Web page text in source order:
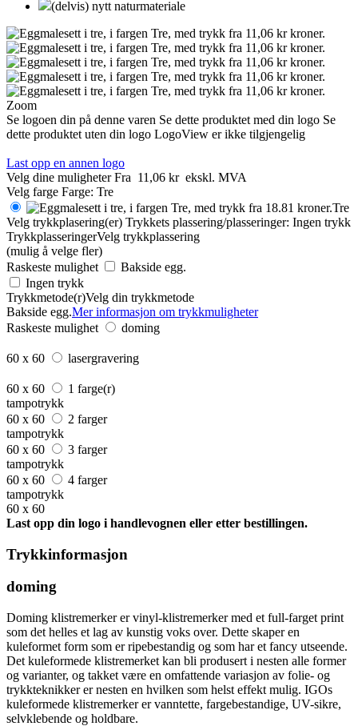
(delvis) nytt naturmateriale
Zoom
Se logoen din på denne varen Se dette produktet med din logo Se
dette produktet uten din logo LogoView er ikke tilgjengelig
Last opp en annen logo
Velg dine muligheter Fra 11,06 kr ekskl. MVA
Velg farge Farge: Tre
Tre
Velg trykkplasering(er) Trykkets plassering/plasseringer: Ingen trykk
TrykkplasseringerVelg trykkplassering
(mulig å velge fler)
Raskeste mulighet
Bakside egg.
Ingen trykk
Trykkmetode(r)Velg din trykkmetode
Bakside egg.Mer informasjon om trykkmuligheter
Raskeste mulighet
doming
60 x 60 lasergravering
60 x 60
1 farge(r)
tampotrykk
60 x 60
2 farger
tampotrykk
60 x 60
3 farger
tampotrykk
60 x 60
4 farger
tampotrykk
60 x 60
Last opp din logo i handlevognen eller etter bestillingen.
Trykkinformasjon
doming
Doming klistremerker er vinyl-klistremerker med et full-farget print
som det helles et lag av kunstig voks over. Dette skaper en
kuleformet form som er ripebestandig og som har et fancy utseende.
Det kuleformede klistremerket kan bli produsert i nesten alle former
og varianter, og takket være en omfattende variasjon av folie- og
trykkteknikker er nesten en hvilken som helst effekt mulig. IGOs
kuleformede klistremerker er vanntette, fargebestandige, UV-sikre,
selvklebende og holdbare.